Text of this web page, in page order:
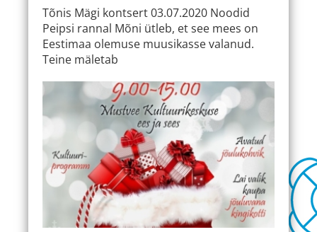
Tõnis Mägi kontsert 03.07.2020 Noodid
Peipsi rannal Mõni ütleb, et see mees on
Eestimaa olemuse muusikasse valanud.
Teine mäletab